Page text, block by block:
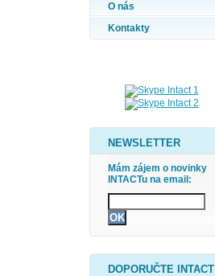
O nás
Kontakty
NEWSLETTER
Mám zájem o novinky
INTACTu na email:
DOPORUČTE INTACT